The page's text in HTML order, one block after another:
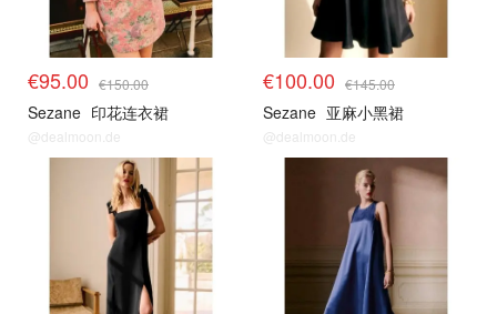
€95.00 €150.00
Sezane 印花连衣裙
@dealmoon.de
€100.00 €145.00
Sezane 亚麻小黑裙
@dealmoon.de